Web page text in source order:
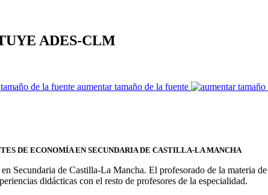
ADES-CLM
aumentar tamaño de la fuente
DE ECONOMÍA EN SECUNDARIA DE CASTILLA-LA MANCHA
Secundaria de Castilla-La Mancha. El profesorado de la materia
didácticas con el resto de profesores de la especialidad.